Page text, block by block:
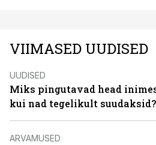
VIIMASED UUDISED
UUDISED
Miks pingutavad head
kui nad tegelikult suudaksid?
ARVAMUSED